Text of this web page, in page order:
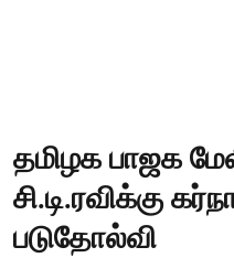
தமிழக பாஜக
சி.டி.ரவிக்கு
படுதோல்வி